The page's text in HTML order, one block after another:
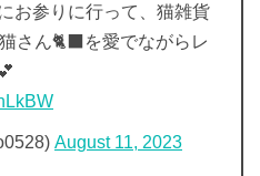
お参りに行って、猫雑貨
さん🐈‍⬛を愛でながらレ
August 11, 2023